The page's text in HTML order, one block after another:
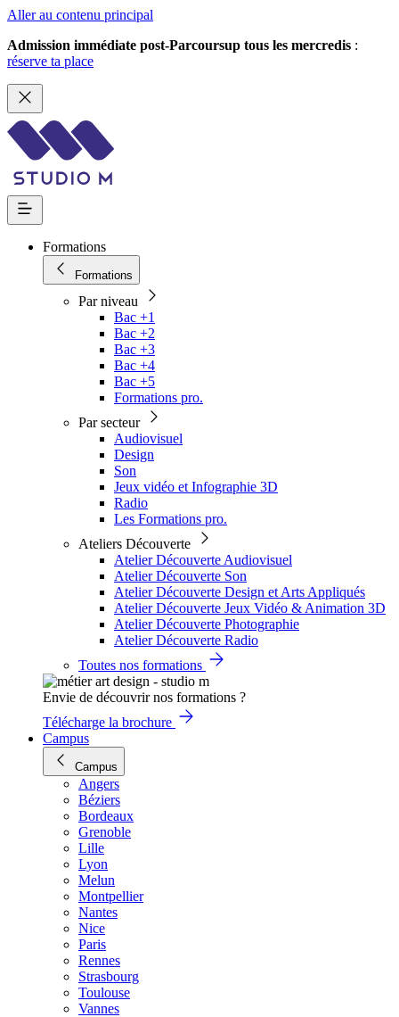
Aller au contenu principal
Admission immédiate post-Parcoursup tous les mercredis :
réserve ta place
Formations
Formations
Par niveau
Bac +1
Bac +2
Bac +3
Bac +4
Bac +5
Formations pro.
Par secteur
Audiovisuel
Design
Son
Jeux vidéo et Infographie 3D
Radio
Les Formations pro.
Ateliers Découverte
Atelier Découverte Audiovisuel
Atelier Découverte Son
Atelier Découverte Design et Arts Appliqués
Atelier Découverte Jeux Vidéo & Animation 3D
Atelier Découverte Photographie
Atelier Découverte Radio
Toutes nos formations
Envie de découvrir nos formations ?
Télécharge la brochure
Campus
Campus
Angers
Béziers
Bordeaux
Grenoble
Lille
Lyon
Melun
Montpellier
Nantes
Nice
Paris
Rennes
Strasbourg
Toulouse
Vannes